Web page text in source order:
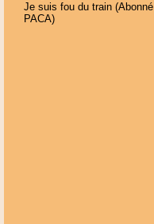
Je suis fou du train (Abonné
PACA)